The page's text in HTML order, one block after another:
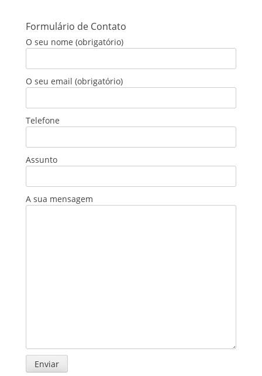
Formulário de Contato
O seu nome (obrigatório)
O seu email (obrigatório)
Telefone
Assunto
A sua mensagem